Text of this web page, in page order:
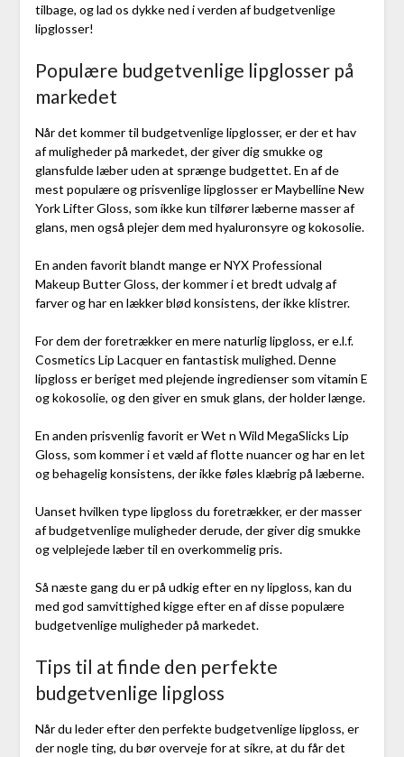
tilbage, og lad os dykke ned i verden af budgetvenlige
lipglosser!
Populære budgetvenlige lipglosser på
markedet
Når det kommer til budgetvenlige lipglosser, er der et hav
af muligheder på markedet, der giver dig smukke og
glansfulde læber uden at sprænge budgettet. En af de
mest populære og prisvenlige lipglosser er Maybelline New
York Lifter Gloss, som ikke kun tilfører læberne masser af
glans, men også plejer dem med hyaluronsyre og kokosolie.
En anden favorit blandt mange er NYX Professional
Makeup Butter Gloss, der kommer i et bredt udvalg af
farver og har en lækker blød konsistens, der ikke klistrer.
For dem der foretrækker en mere naturlig lipgloss, er e.l.f.
Cosmetics Lip Lacquer en fantastisk mulighed. Denne
lipgloss er beriget med plejende ingredienser som vitamin E
og kokosolie, og den giver en smuk glans, der holder længe.
En anden prisvenlig favorit er Wet n Wild MegaSlicks Lip
Gloss, som kommer i et væld af flotte nuancer og har en let
og behagelig konsistens, der ikke føles klæbrig på læberne.
Uanset hvilken type lipgloss du foretrækker, er der masser
af budgetvenlige muligheder derude, der giver dig smukke
og velplejede læber til en overkommelig pris.
Så næste gang du er på udkig efter en ny lipgloss, kan du
med god samvittighed kigge efter en af disse populære
budgetvenlige muligheder på markedet.
Tips til at finde den perfekte
budgetvenlige lipgloss
Når du leder efter den perfekte budgetvenlige lipgloss, er
der nogle ting, du bør overveje for at sikre, at du får det